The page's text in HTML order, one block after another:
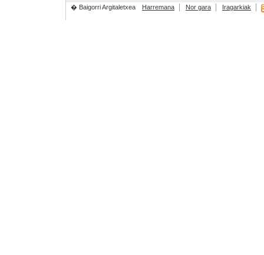
� Baigorri Argitaletxea
Harremana Nor gara Iragarkiak